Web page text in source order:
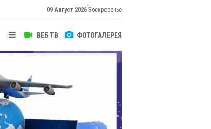
09 Август 2026 Воскресенье
ВЕБ ТВ ФОТОГАЛЕРЕЯ